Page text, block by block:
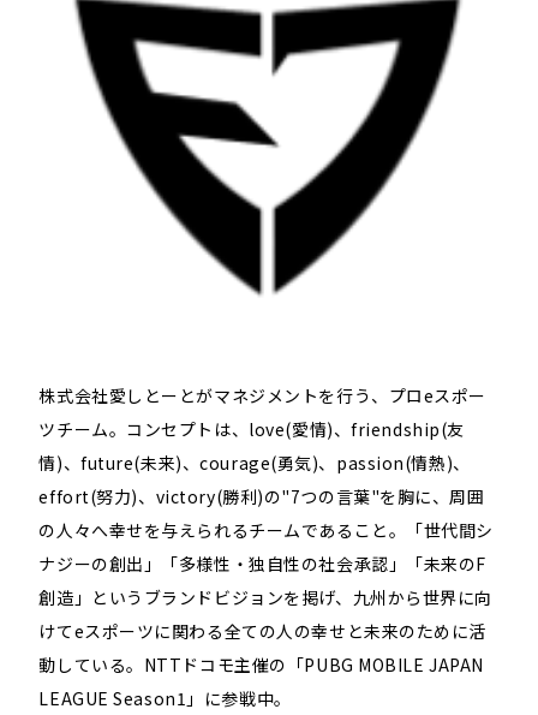
株式会社愛しとーとがマネジメントを行う、プロeスポー
ツチーム。コンセプトは、love(愛情)、friendship(友
情)、future(未来)、courage(勇気)、passion(情熱)、
effort(努⼒)、victory(勝利)の"7つの⾔葉"を胸に、周囲
の⼈々へ幸せを与えられるチームであること。「世代間シ
ナジーの創出」「多様性・独自性の社会承認」「未来のF
創造」というブランドビジョンを掲げ、九州から世界に向
けてeスポーツに関わる全ての人の幸せと未来のために活
動している。NTTドコモ主催の「PUBG MOBILE JAPAN
LEAGUE Season1」に参戦中。